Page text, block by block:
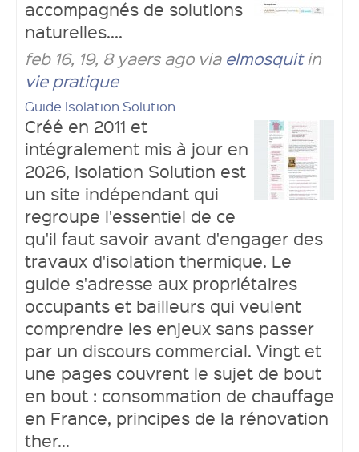
accompagnés de solutions
naturelles....
feb 16, 19, 8 yaers ago via elmosquitin
vie pratique
Guide Isolation Solution
Créé en 2011 et
intégralement mis à jour en
2026, Isolation Solution est
un site indépendant qui
regroupe l'essentiel de ce
qu'il faut savoir avant d'engager des
travaux d'isolation thermique. Le
guide s'adresse aux propriétaires
occupants et bailleurs qui veulent
comprendre les enjeux sans passer
par un discours commercial. Vingt et
une pages couvrent le sujet de bout
en bout : consommation de chauffage
en France, principes de la rénovation
ther...